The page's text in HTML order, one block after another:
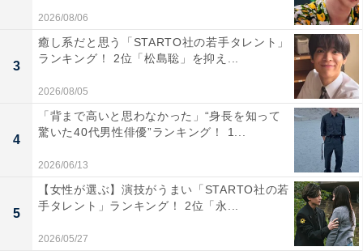
2位 大河ドラマ『青天を衝（つ）け』（2021年）
2位に選ばれたのは、大河ドラマ『青天を衝け』
（NHK）。吉沢さんは本作で大河ドラマ初出演にして初
主演を務めたことでも話題になりました。
「日本資本主義の父」渋沢栄一の青年期から晩年までを
見事に演じ切った吉沢さんは、この作品で『第110回ザ
テレビジョンドラマアカデミー賞』の主演男優賞、『第
30回 橋田賞』の新人賞を受賞しています。
2026/08/06
3
癒し系だと思う「STARTO社の若手タレント」
ランキング！ 2位「松島聡」を抑え...
2026/08/05
4
「背まで高いと思わなかった」“身長を知って
驚いた40代男性俳優”ランキング！ 1...
2026/06/13
5
【女性が選ぶ】演技がうまい「STARTO社の若
手タレント」ランキング！ 2位「永...
2026/05/27